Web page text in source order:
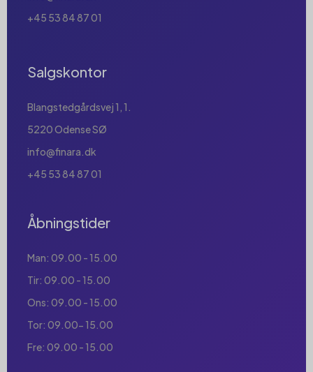
+45 53 84 87 01
Salgskontor
Blangstedgårdsvej 1, 1.
5220 Odense SØ
info@finara.dk
+45 53 84 87 01
Åbningstider
Man: 09.00 - 15.00
Tir: 09.00 - 15.00
Ons: 09.00 - 15.00
Tor: 09.00- 15.00
Fre: 09.00 - 15.00